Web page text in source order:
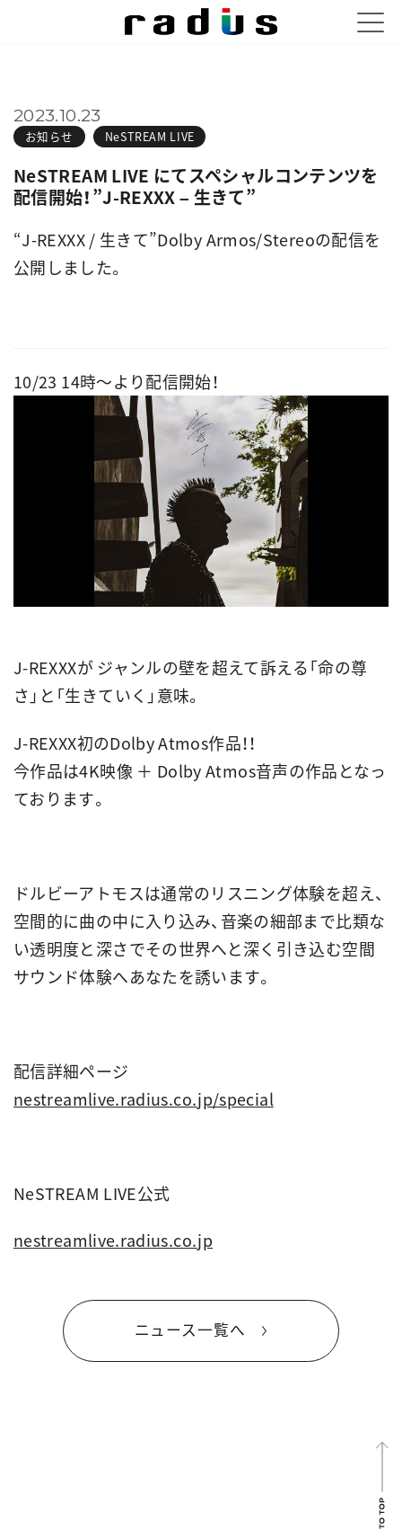
お知らせ NeSTREAM LIVE
2023.10.23
NeSTREAM LIVE にてスペシャルコンテンツを
配信開始！”J-REXXX – 生きて”
“J-REXXX / 生きて”Dolby Armos/Stereoの配信を
公開しました。
10/23 14時～より配信開始！
J-REXXXが ジャンルの壁を超えて訴える「命の尊
さ」と「生きていく」意味。
J-REXXX初のDolby Atmos作品！！
今作品は4K映像 ＋ Dolby Atmos音声の作品となっ
ております。
ドルビーアトモスは通常のリスニング体験を超え、
空間的に曲の中に入り込み、音楽の細部まで比類な
い透明度と深さでその世界へと深く引き込む空間
サウンド体験へあなたを誘います。
配信詳細ページ
nestreamlive.radius.co.jp/special
NeSTREAM LIVE公式
nestreamlive.radius.co.jp
ニュース一覧へ